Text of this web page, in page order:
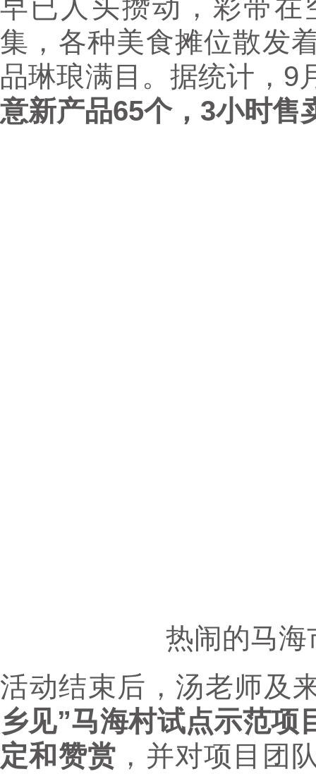
早已人头攒动，彩带
集，各种美食摊位散发
品琳琅满目。据统计，9
意新产品65个， 3小时售
热闹的马海
活动结束后，汤老师及
乡见”马海村试点示范项
定和赞赏 ，并对项目团